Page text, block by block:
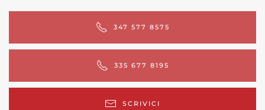
347 577 8575
335 677 8195
SCRIVICI